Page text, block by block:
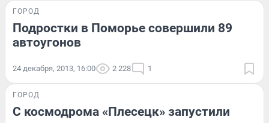
ГОРОД
Подростки в Поморье совершили 89
автоугонов
24 декабря, 2013, 16:00 2 228 1
ГОРОД
С космодрома «Плесецк» запустили